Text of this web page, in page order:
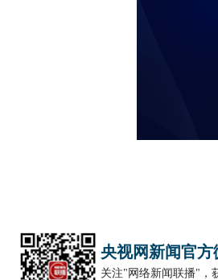
央视网新闻官
关注"网络新闻联播"，